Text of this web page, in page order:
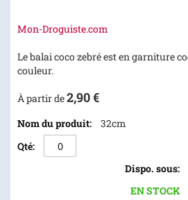
Mon-Droguiste.com
Le balai coco zebré est en garniture
couleur.
À partir de2,90 €
Articles
produit
groupé
32cm
EN STOCK
Skip
the
beginning
the
gallery